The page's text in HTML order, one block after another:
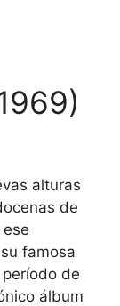
alturas
de
famosa
período de
álbum